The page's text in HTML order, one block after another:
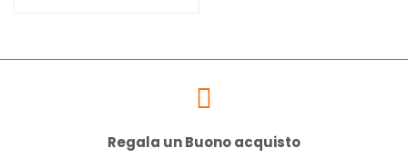
Regala un Buono acquisto